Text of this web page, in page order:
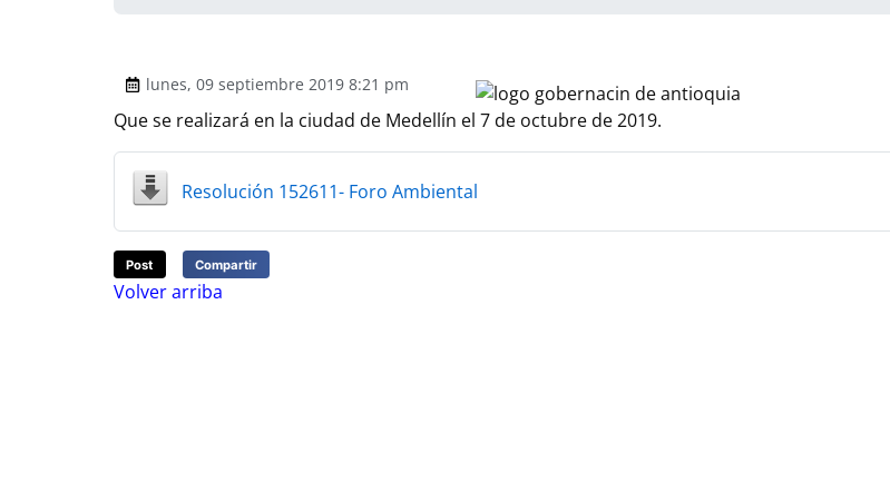
lunes, 09 septiembre 2019 8:21 pm
Que se realizará en la ciudad de Medellín el 7 de octubre de 2019.
Resolución 152611- Foro Ambiental
Post Compartir
Volver arriba